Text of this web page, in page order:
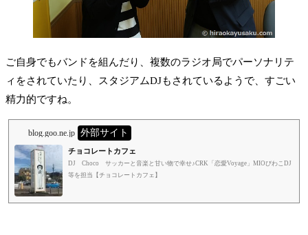
ご自身でもバンドを組んだり、複数のラジオ局でパーソナリテ
ィをされていたり、スタジアムDJもされているようで、すごい
精力的ですね。
blog.goo.ne.jp 外部サイト
チョコレートカフェ
DJ Choco サッカーと音楽と甘い物で幸せ♪CRK「恋愛Voyage」MIOびわこDJ
等を担当【チョコレートカフェ】